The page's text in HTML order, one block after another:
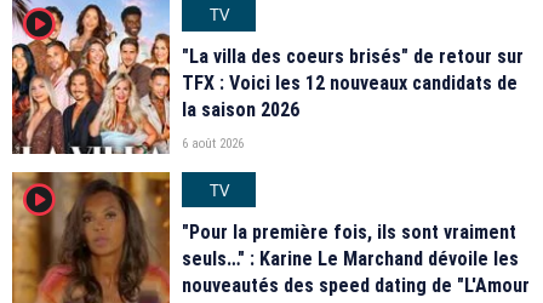
player2
TV
"La villa des coeurs brisés" de retour sur
TFX : Voici les 12 nouveaux candidats de
la saison 2026
6 août 2026
player2
TV
"Pour la première fois, ils sont vraiment
seuls…" : Karine Le Marchand dévoile les
nouveautés des speed dating de "L'Amour